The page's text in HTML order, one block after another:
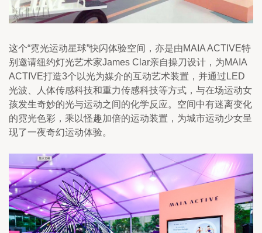
这个“霓光运动星球”快闪体验空间，亦是由MAIA ACTIVE特
别邀请纽约灯光艺术家James Clar亲自操刀设计，为MAIA
ACTIVE打造3个以光为媒介的互动艺术装置，并通过LED
光波、人体传感科技和重力传感科技等方式，与在场运动女
孩发生奇妙的光与运动之间的化学反应。空间中有迷离变化
的霓光色彩，乘以怪趣加倍的运动装置，为城市运动少女呈
现了一夜奇幻运动体验。